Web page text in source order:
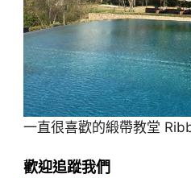
一直很喜歡的緞帶教堂
歡迎追蹤我們